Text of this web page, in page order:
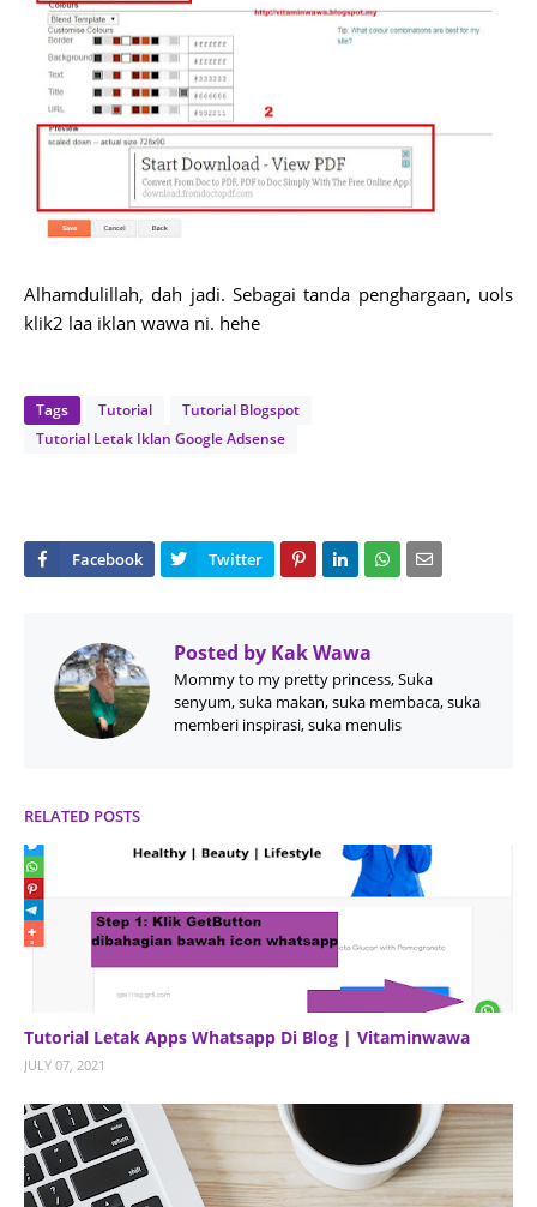
Alhamdulillah, dah jadi. Sebagai tanda penghargaan, uols
klik2 laa iklan wawa ni. hehe
Tags Tutorial
Tutorial Blogspot
Tutorial Letak Iklan Google Adsense
Posted by Kak Wawa
Mommy to my pretty princess, Suka
senyum, suka makan, suka membaca, suka
memberi inspirasi, suka menulis
RELATED POSTS
Tutorial Letak Apps Whatsapp Di Blog | Vitaminwawa
JULY 07, 2021